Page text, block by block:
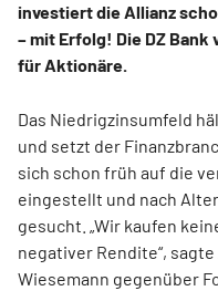
investiert die Allianz
– mit Erfolg! Die DZ
für Aktionäre.
Das Niedrigzinsumfeld
und setzt der
sich schon früh auf die
eingestellt und nach
gesucht. „Wir kaufen
negativer Rendite“,
Wiesemann gegenüber